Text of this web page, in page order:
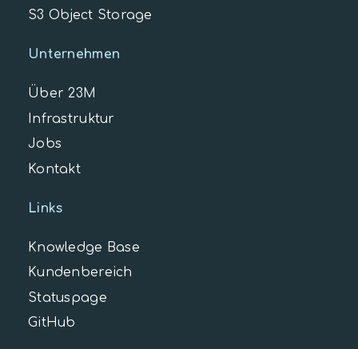
S3 Object Storage
Unternehmen
Über 23M
Infrastruktur
Jobs
Kontakt
Links
Knowledge Base
Kundenbereich
Statuspage
GitHub